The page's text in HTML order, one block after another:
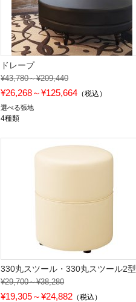
ドレープ
¥43,780～¥209,440
¥26,268～¥125,664 （税込）
選べる張地
4種類
330丸スツール・330丸スツール2型
¥29,700～¥38,280
¥19,305～¥24,882 （税込）